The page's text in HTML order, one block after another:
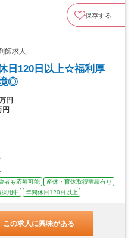
保存する
師求人
日120日以上☆福利厚
◎
円
円
者も応募可能
産休・育休取得実績有り
用中 年間休日120日以上
この求人に興味がある